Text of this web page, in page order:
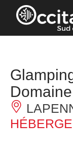
Panneau de